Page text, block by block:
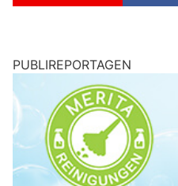
PUBLIREPORTAGEN